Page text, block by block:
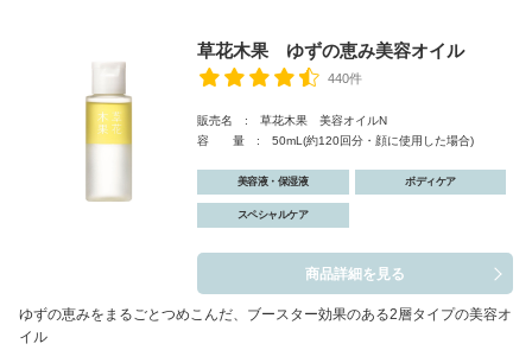
草花木果 ゆずの恵み美容オイル
440件
販売名 : 草花木果 美容オイルN
容 量 : 50mL(約120回分・顔に使用した場合)
美容液・保湿液 ボディケア
スペシャルケア
商品詳細を見る
ゆずの恵みをまるごとつめこんだ、ブースター効果のある2層タイプの美容オ
イル